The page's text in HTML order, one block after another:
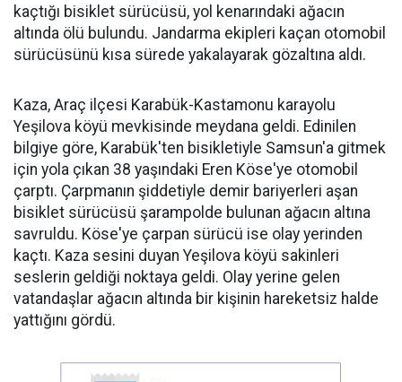
kaçtığı bisiklet sürücüsü, yol kenarındaki ağacın
altında ölü bulundu. Jandarma ekipleri kaçan otomobil
sürücüsünü kısa sürede yakalayarak gözaltına aldı.
Kaza, Araç ilçesi Karabük-Kastamonu karayolu
Yeşilova köyü mevkisinde meydana geldi. Edinilen
bilgiye göre, Karabük'ten bisikletiyle Samsun'a gitmek
için yola çıkan 38 yaşındaki Eren Köse'ye otomobil
çarptı. Çarpmanın şiddetiyle demir bariyerleri aşan
bisiklet sürücüsü şarampolde bulunan ağacın altına
savruldu. Köse'ye çarpan sürücü ise olay yerinden
kaçtı. Kaza sesini duyan Yeşilova köyü sakinleri
seslerin geldiği noktaya geldi. Olay yerine gelen
vatandaşlar ağacın altında bir kişinin hareketsiz halde
yattığını gördü.